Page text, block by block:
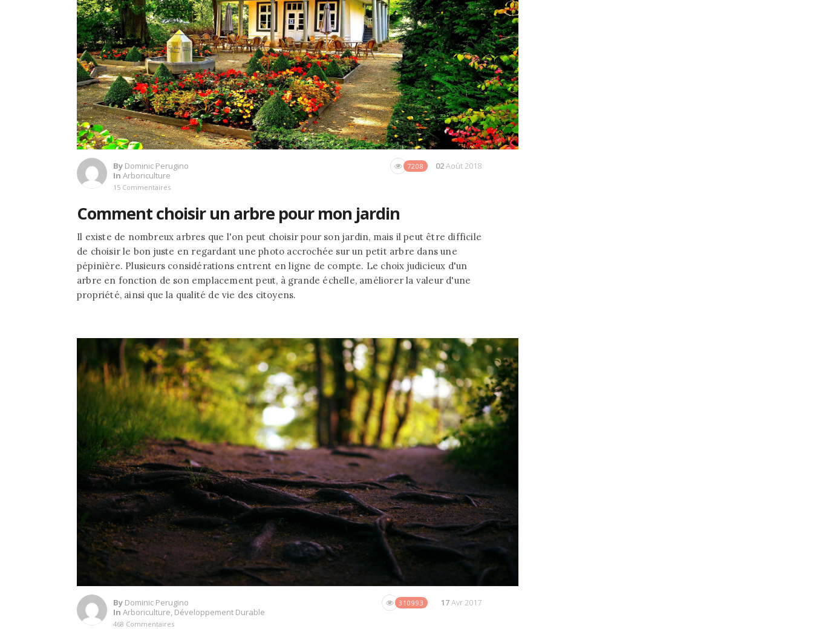
By Dominic Perugino
In Arboriculture
15 Commentaires
7208 02Août 2018
Comment choisir un arbre pour mon jardin
Il existe de nombreux arbres que l'on peut choisir pour son jardin, mais il peut être difficile
de choisir le bon juste en regardant une photo accrochée sur un petit arbre dans une
pépinière. Plusieurs considérations entrent en ligne de compte. Le choix judicieux d'un
arbre en fonction de son emplacement peut, à grande échelle, améliorer la valeur d'une
propriété, ainsi que la qualité de vie des citoyens.
By Dominic Perugino
In Arboriculture, Développement Durable
468 Commentaires
310993 17Avr 2017